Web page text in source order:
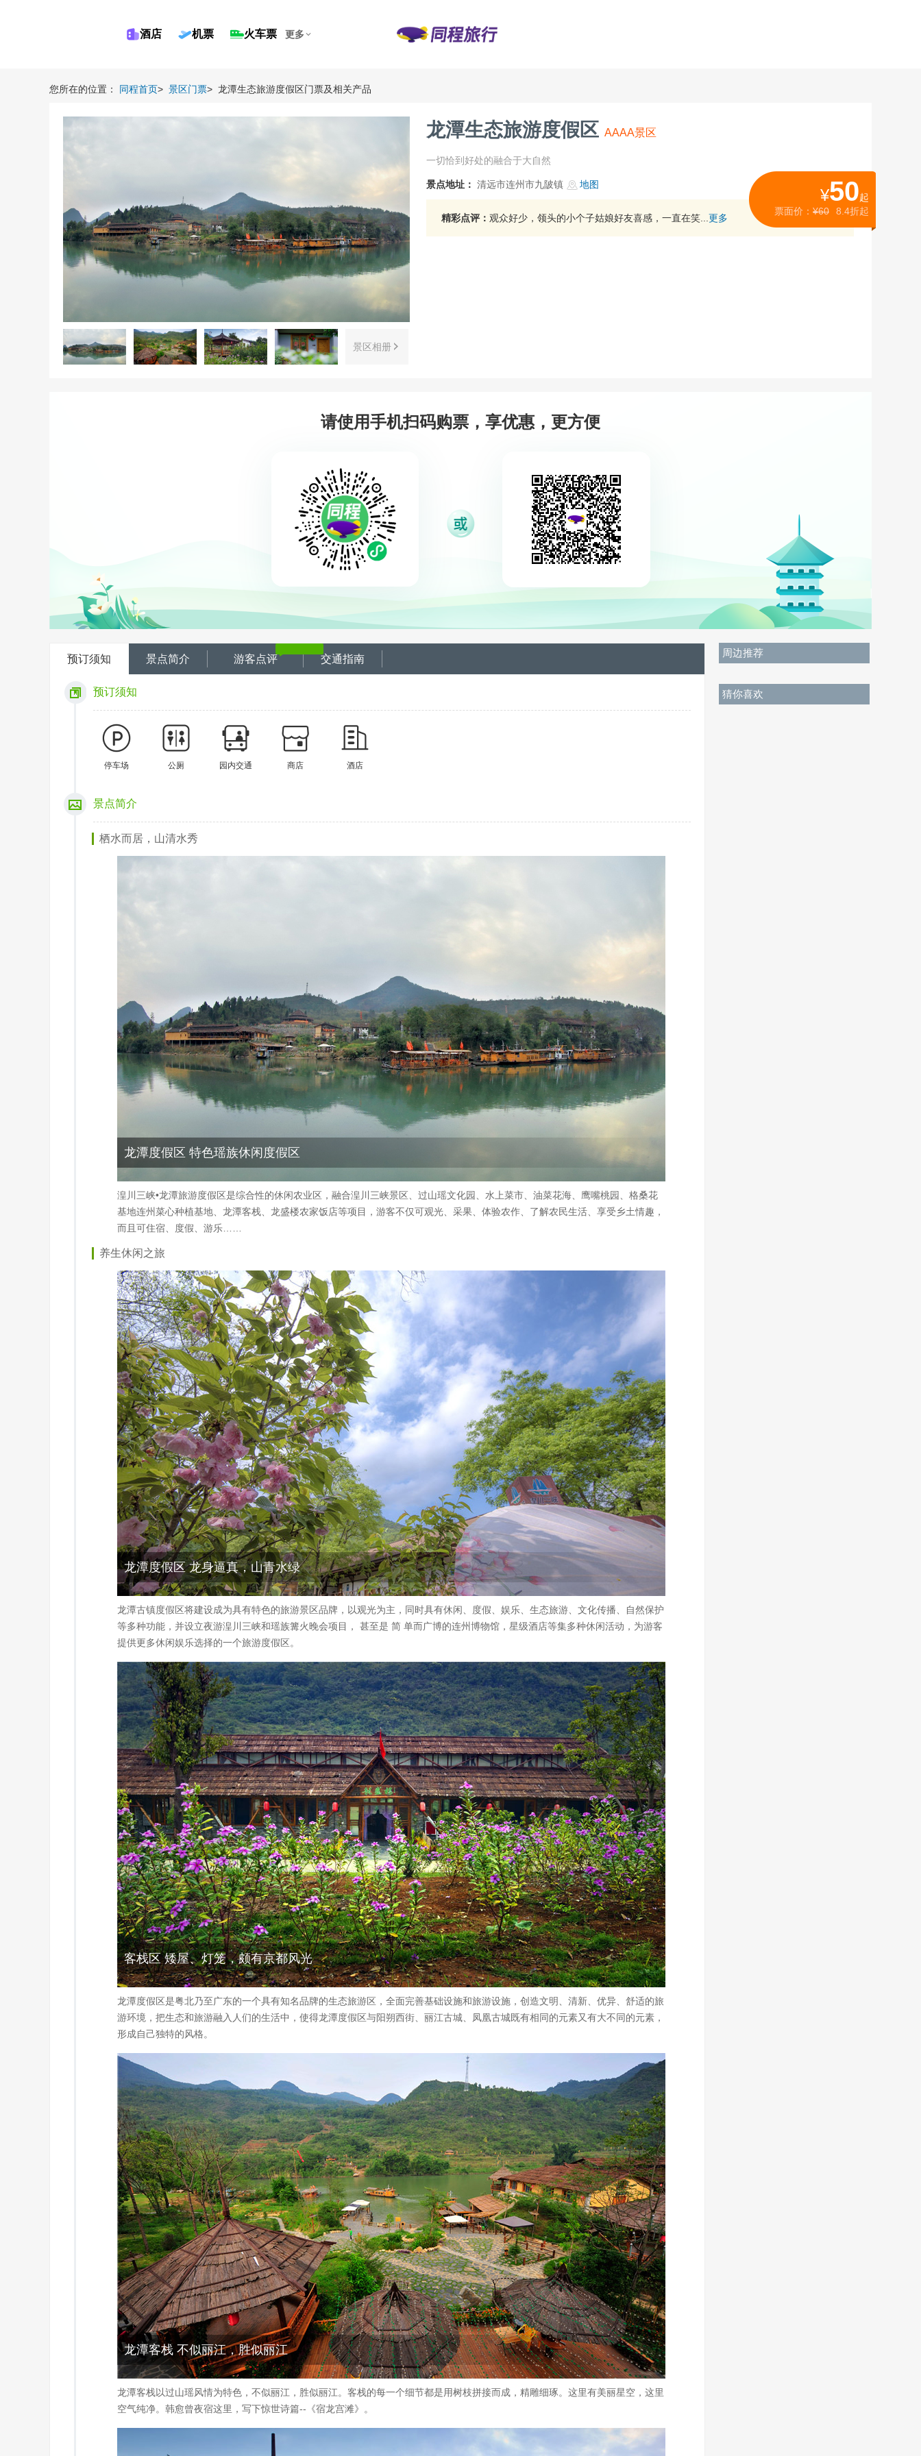
酒店 机票 火车票 更多
您所在的位置： 同程首页> 景区门票> 龙潭生态旅游度假区门票及相关产品
景区相册
龙潭生态旅游度假区 AAAA景区
一切恰到好处的融合于大自然
景点地址： 清远市连州市九陂镇 地图
精彩点评： 观众好少，领头的小个子姑娘好友喜感，一直在笑... 更多
¥50起
票面价： ¥60 8.4折起
请使用手机扫码购票，享优惠，更方便
预订须知 景点简介 游客点评 交通指南
预订须知
停车场 公厕 园内交通 商店 酒店
景点简介
栖水而居，山清水秀
龙潭度假区 特色瑶族休闲度假区
湟川三峡•龙潭旅游度假区是综合性的休闲农业区，融合湟川三峡景区、过山瑶文化园、水上菜市、油菜花海、鹰嘴桃园、格桑花
基地连州菜心种植基地、龙潭客栈、龙盛楼农家饭店等项目，游客不仅可观光、采果、体验农作、了解农民生活、享受乡土情趣，
而且可住宿、度假、游乐……
养生休闲之旅
龙潭度假区 龙身逼真，山青水绿
龙潭古镇度假区将建设成为具有特色的旅游景区品牌，以观光为主，同时具有休闲、度假、娱乐、生态旅游、文化传播、自然保护
等多种功能，并设立夜游湟川三峡和瑶族篝火晚会项目， 甚至是 简 单而广博的连州博物馆，星级酒店等集多种休闲活动，为游客
提供更多休闲娱乐选择的一个旅游度假区。
客栈区 矮屋、灯笼，颇有京都风光
龙潭度假区是粤北乃至广东的一个具有知名品牌的生态旅游区，全面完善基础设施和旅游设施，创造文明、清新、优异、舒适的旅
游环境，把生态和旅游融入人们的生活中，使得龙潭度假区与阳朔西街、丽江古城、凤凰古城既有相同的元素又有大不同的元素，
形成自己独特的风格。
龙潭客栈 不似丽江，胜似丽江
龙潭客栈以过山瑶风情为特色，不似丽江，胜似丽江。客栈的每一个细节都是用树枝拼接而成，精雕细琢。这里有美丽星空，这里
空气纯净。韩愈曾夜宿这里，写下惊世诗篇--《宿龙宫滩》。
周边推荐
猜你喜欢